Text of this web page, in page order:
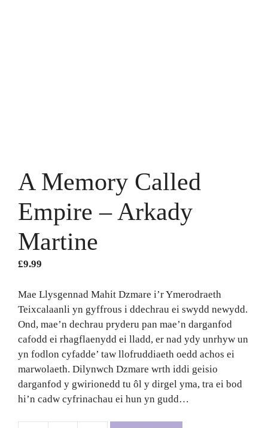
A Memory Called
Empire – Arkady
Martine
£9.99
Mae Llysgennad Mahit Dzmare i’r Ymerodraeth
Teixcalaanli yn gyffrous i ddechrau ei swydd newydd.
Ond, mae’n dechrau pryderu pan mae’n darganfod
cafodd ei rhagflaenydd ei lladd, er nad ydy unrhyw un
yn fodlon cyfadde’ taw llofruddiaeth oedd achos ei
marwolaeth. Dilynwch Dzmare wrth iddi geisio
darganfod y gwirionedd tu ôl y dirgel yma, tra ei bod
hi’n cadw cyfrinachau ei hun yn gudd…